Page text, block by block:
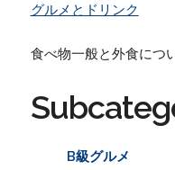
グルメとドリンク
食べ物一般と外食につ
B級グルメ